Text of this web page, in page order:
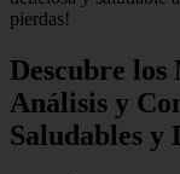
pierdas!
Descubre
Análisis y
Saludables y